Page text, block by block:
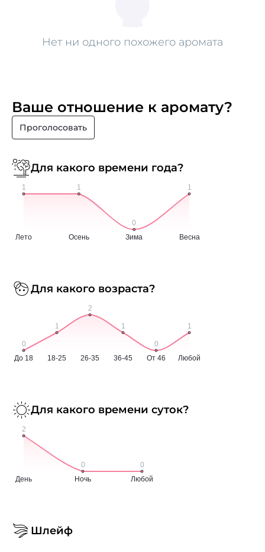
Нет ни одного похожего аромата
Ваше отношение к аромату?
Проголосовать
Для какого времени года?
Для какого возраста?
Для какого времени суток?
Шлейф